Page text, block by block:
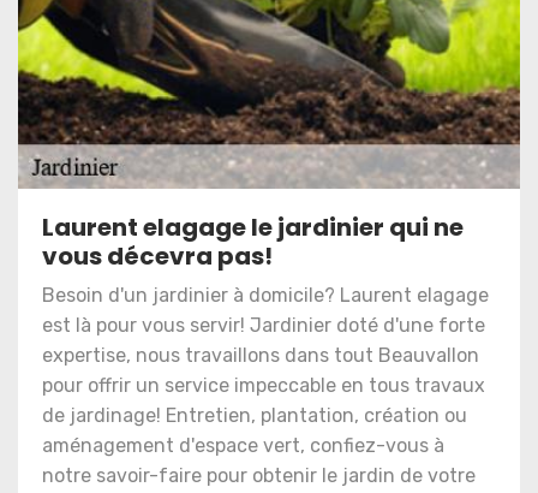
Laurent elagage le jardinier qui ne
vous décevra pas!
Besoin d'un jardinier à domicile? Laurent elagage
est là pour vous servir! Jardinier doté d'une forte
expertise, nous travaillons dans tout Beauvallon
pour offrir un service impeccable en tous travaux
de jardinage! Entretien, plantation, création ou
aménagement d'espace vert, confiez-vous à
notre savoir-faire pour obtenir le jardin de votre